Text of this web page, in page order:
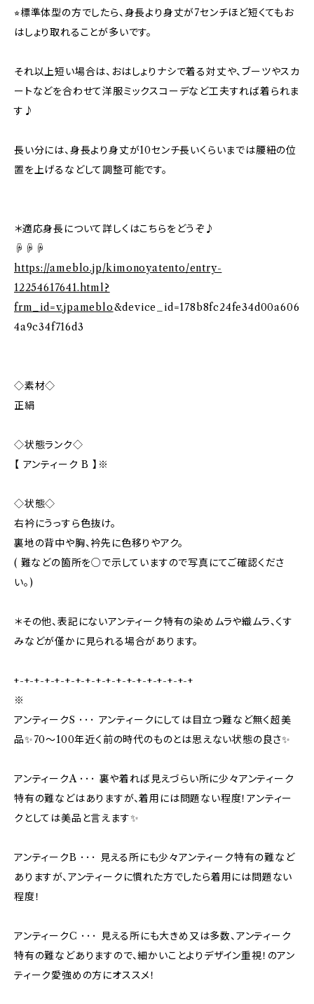
⭐︎標準体型の方でしたら、身長より身丈が7センチほど短くてもお
はしょり取れることが多いです。
それ以上短い場合は、おはしょりナシで着る対丈や、ブーツやスカ
ートなどを合わせて洋服ミックスコーデなど工夫すれば着られま
す♪
長い分には、身長より身丈が10センチ長いくらいまでは腰紐の位
置を上げるなどして調整可能です。
＊適応身長について詳しくはこちらをどうぞ♪
☟☟☟
https://ameblo.jp/kimonoyatento/entry-
12254617641.html?
frm_id=v.jpameblo&device_id=178b8fc24fe34d00a606
4a9c34f716d3
◇素材◇
正絹
◇状態ランク◇
【 アンティーク B 】※
◇状態◇
右衿にうっすら色抜け。
裏地の背中や胸、衿先に色移りやアク。
( 難などの箇所を○で示していますので写真にてご確認くださ
い。)
＊その他、表記にないアンティーク特有の染めムラや織ムラ、くす
みなどが僅かに見られる場合があります。
+-+-+-+-+-+-+-+-+-+-+-+-+-+-+-+-+-+
※
アンティークS ･･･ アンティークにしては目立つ難など無く超美
品✨70〜100年近く前の時代のものとは思えない状態の良さ✨
アンティークA ･･･ 裏や着れば見えづらい所に少々アンティーク
特有の難などはありますが、着用には問題ない程度！アンティー
クとしては美品と言えます✨
アンティークB ･･･ 見える所にも少々アンティーク特有の難など
ありますが、アンティークに慣れた方でしたら着用には問題ない
程度！
アンティークC ･･･ 見える所にも大きめ又は多数、アンティーク
特有の難などありますので、細かいことよりデザイン重視！のアン
ティーク愛強めの方にオススメ！